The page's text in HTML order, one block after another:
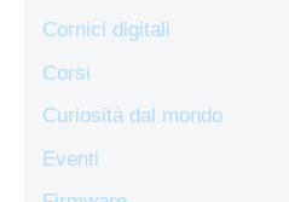
Cornici digitali
Corsi
Curiosità dal mondo
Eventi